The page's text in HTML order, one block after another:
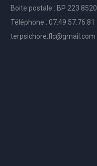
Boite postale : BP 223
Téléphone : 07.49.57.76.81
terpsichore.flc@gmail.com